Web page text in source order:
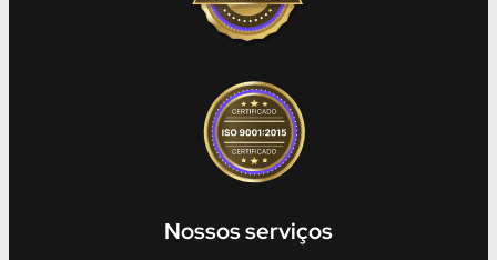
Nossos serviços